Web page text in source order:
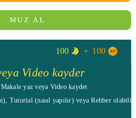
MUZ AL
100 100
Video kayder
yaz veya Video kaydet
Tutorial (nasıl yapılır) veya Rehber